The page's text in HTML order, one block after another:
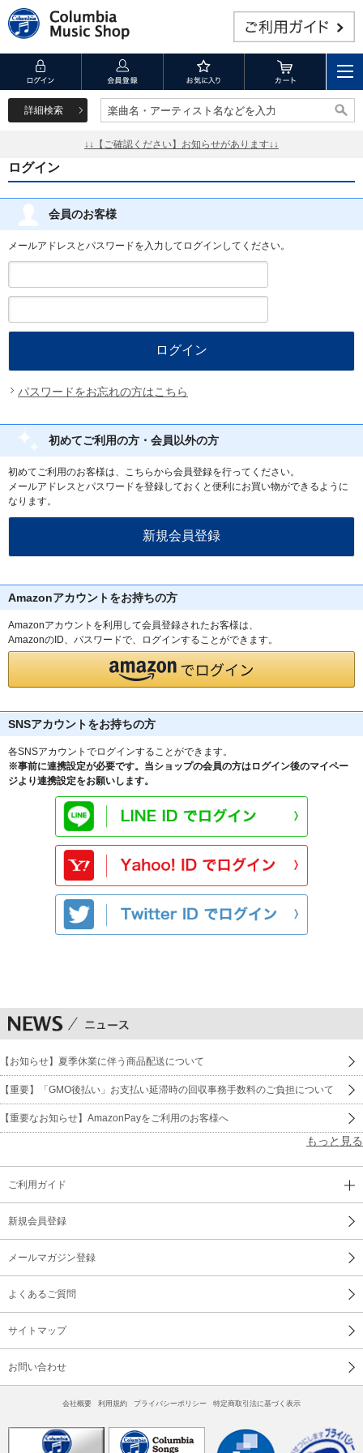
詳細検索 楽曲名・アーティスト名などを入力
楽曲名・アーティスト名などを入力
↓↓【ご確認ください】お知らせがあります↓↓
ログイン
会員のお客様
メールアドレスとパスワードを入力してログインしてください。
パスワードをお忘れの方はこちら
初めてご利用の方・会員以外の方
初めてご利用のお客様は、こちらから会員登録を行ってください。
メールアドレスとパスワードを登録しておくと便利にお買い物ができるように
なります。
Amazonアカウントをお持ちの方
Amazonアカウントを利用して会員登録されたお客様は、
AmazonのID、パスワードで、ログインすることができます。
SNSアカウントをお持ちの方
各SNSアカウントでログインすることができます。
※事前に連携設定が必要です。当ショップの会員の方はログイン後のマイペー
ジより連携設定をお願いします。
【お知らせ】夏季休業に伴う商品配送について
【重要】「GMO後払い」お支払い延滞時の回収事務手数料のご負担について
【重要なお知らせ】AmazonPayをご利用のお客様へ
もっと見る
ご利用ガイド
新規会員登録
メールマガジン登録
よくあるご質問
サイトマップ
お問い合わせ
会社概要 利用規約 プライバシーポリシー 特定商取引法に基づく表示